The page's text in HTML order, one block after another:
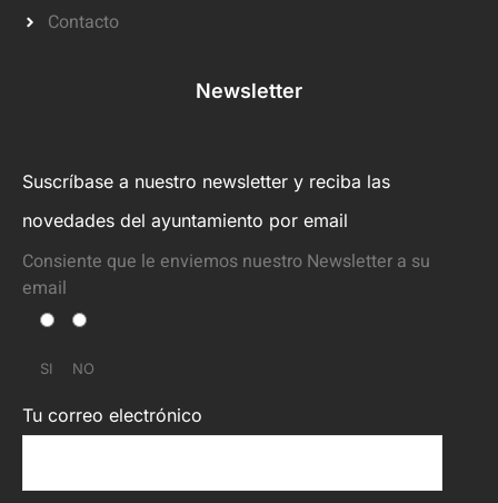
Contacto
Newsletter
Suscríbase a nuestro newsletter y reciba las
novedades del ayuntamiento por email
Consiente que le enviemos nuestro Newsletter a su
email
SI NO
Tu correo electrónico